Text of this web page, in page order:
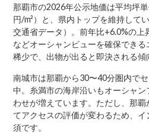
那覇市の2026年公示地価は平均坪
円/m²）と、県内トップを維持して
交通省データ）。前年比+6.0%の上
などオーシャンビューを確保でき
稀少で、出物が出ると即決される傾
南城市は那覇から30〜40分圏内で
中。糸満市の海岸沿いもオーシャ
わせが増えています。ただし、那
てアクセスの評価が変わるため、
須です。